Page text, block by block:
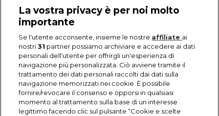
La vostra privacy è per noi molto
importante
Se l'utente acconsente, insieme le nostre affiliate ai
nostri31 partner possiamo archiviare e accedere ai dati
personali dell'utente per offrirgli un'esperienza di
navigazione più personalizzata. Ciò avviene tramite il
trattamento dei dati personali raccolti dai dati sulla
navigazione memorizzati nei cookie. È possibile
fornire/revocare il consenso e opporsi in qualsiasi
momento al trattamento sulla base di un interesse
legittimo facendo clic sul pulsante “Cookie e scelte